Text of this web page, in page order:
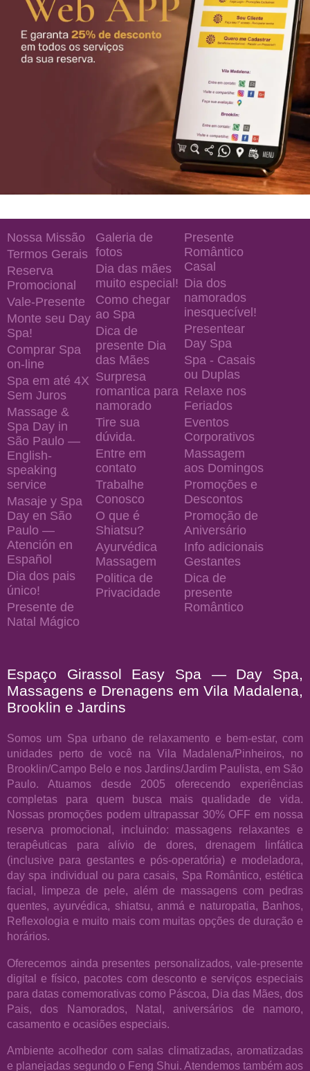
Nossa Missão
Termos Gerais
Reserva
Promocional
Vale-Presente
Monte seu Day
Spa!
Comprar Spa
on-line
Spa em até 4X
Sem Juros
Massage &
Spa Day in
São Paulo —
English-
speaking
service
Masaje y Spa
Day en São
Paulo —
Atención en
Español
Dia dos pais
único!
Presente de
Natal Mágico
Galeria de
fotos
Dia das mães
muito especial!
Como chegar
ao Spa
Dica de
presente Dia
das Mães
Surpresa
romantica para
namorado
Tire sua
dúvida.
Entre em
contato
Trabalhe
Conosco
O que é
Shiatsu?
Ayurvédica
Massagem
Politica de
Privacidade
Presente
Romântico
Casal
Dia dos
namorados
inesquecível!
Presentear
Day Spa
Spa - Casais
ou Duplas
Relaxe nos
Feriados
Eventos
Corporativos
Massagem
aos Domingos
Promoções e
Descontos
Promoção de
Aniversário
Info adicionais
Gestantes
Dica de
presente
Romântico
Espaço Girassol Easy Spa — Day Spa,
Massagens e Drenagens em Vila Madalena,
Brooklin e Jardins
Somos um Spa urbano de relaxamento e bem-estar, com
unidades perto de você na Vila Madalena/Pinheiros, no
Brooklin/Campo Belo e nos Jardins/Jardim Paulista, em São
Paulo. Atuamos desde 2005 oferecendo experiências
completas para quem busca mais qualidade de vida.
Nossas promoções podem ultrapassar 30% OFF em nossa
reserva promocional, incluindo: massagens relaxantes e
terapêuticas para alívio de dores, drenagem linfática
(inclusive para gestantes e pós-operatória) e modeladora,
day spa individual ou para casais, Spa Romântico, estética
facial, limpeza de pele, além de massagens com pedras
quentes, ayurvédica, shiatsu, anmá e naturopatia, Banhos,
Reflexologia e muito mais com muitas opções de duração e
horários.
Oferecemos ainda presentes personalizados, vale-presente
digital e físico, pacotes com desconto e serviços especiais
para datas comemorativas como Páscoa, Dia das Mães, dos
Pais, dos Namorados, Natal, aniversários de namoro,
casamento e ocasiões especiais.
Ambiente acolhedor com salas climatizadas, aromatizadas
e planejadas segundo o Feng Shui. Atendemos também aos